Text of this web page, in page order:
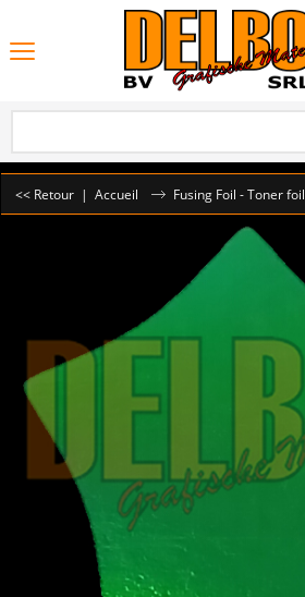
<< Retour | Accueil Fusing Foil - Toner foil